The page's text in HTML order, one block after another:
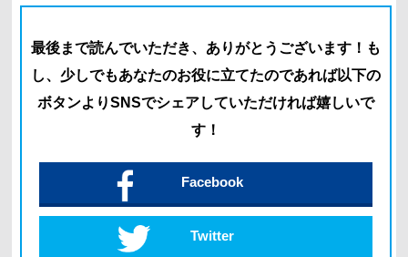
最後まで読んでいただき、ありがとうございます！ も
し、少しでもあなたのお役に立てたのであれば以下の
ボタンよりSNSでシェアしていただければ嬉しいで
す！
Facebook
Twitter